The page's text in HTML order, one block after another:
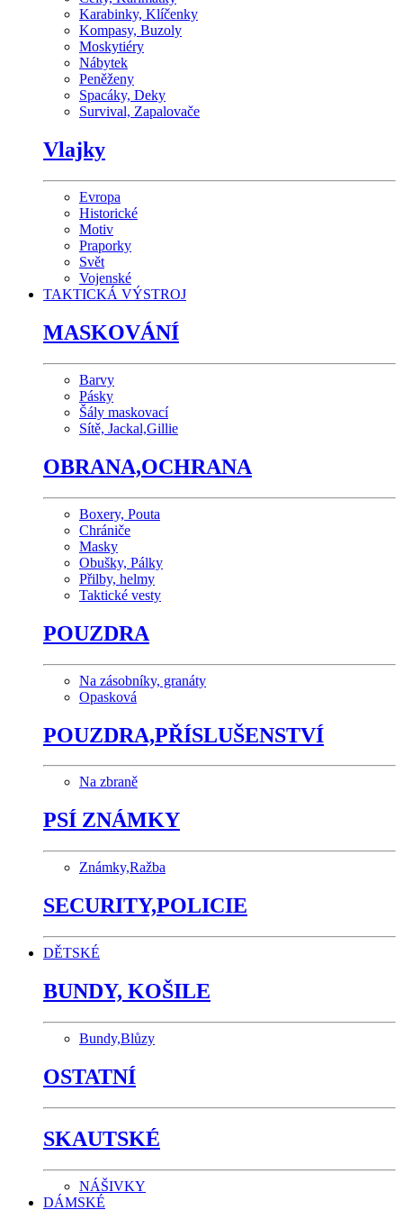
Karabinky, Klíčenky
Kompasy, Buzoly
Moskytiéry
Nábytek
Peněženy
Spacáky, Deky
Survival, Zapalovače
Vlajky
Evropa
Historické
Motiv
Praporky
Svět
Vojenské
TAKTICKÁ VÝSTROJ
MASKOVÁNÍ
Barvy
Pásky
Šály maskovací
Sítě, Jackal,Gillie
OBRANA,OCHRANA
Boxery, Pouta
Chrániče
Masky
Obušky, Pálky
Přilby, helmy
Taktické vesty
POUZDRA
Na zásobníky, granáty
Opasková
POUZDRA,PŘÍSLUŠENSTVÍ
Na zbraně
PSÍ ZNÁMKY
Známky,Ražba
SECURITY,POLICIE
DĚTSKÉ
BUNDY, KOŠILE
Bundy,Blůzy
OSTATNÍ
SKAUTSKÉ
NÁŠIVKY
DÁMSKÉ